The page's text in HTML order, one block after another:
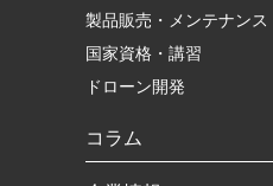
製品販売・メンテナンス
国家資格・講習
ドローン開発
コラム